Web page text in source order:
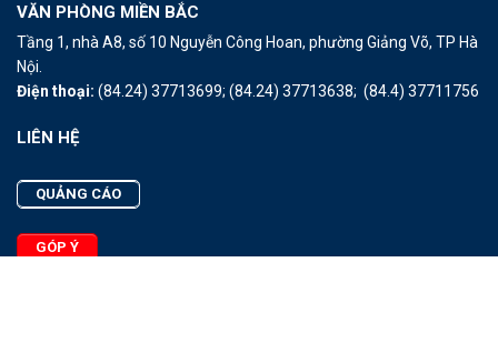
VĂN PHÒNG MIỀN BẮC
Tầng 1, nhà A8, số 10 Nguyễn Công Hoan, phường Giảng Võ, TP Hà
Nội.
Điện thoại: (84.24) 37713699; (84.24) 37713638; (84.4) 37711756
LIÊN HỆ
QUẢNG CÁO
GÓP Ý